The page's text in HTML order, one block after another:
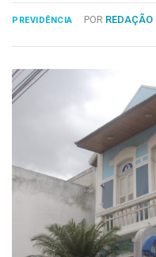
CONOSCO
Copyright
2024
Tecnologia
Sistemas
PREVIDÊNCIA POR REDAÇÃO